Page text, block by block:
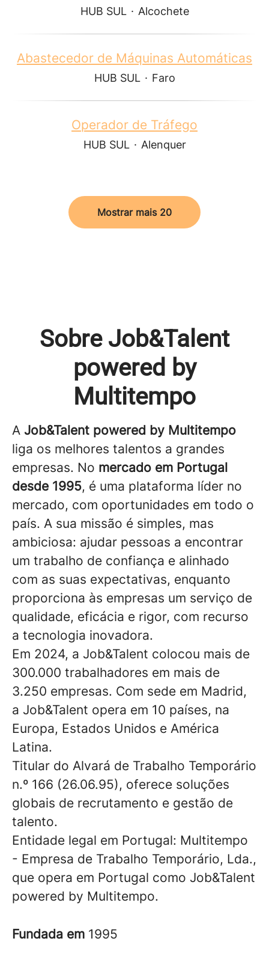
HUB SUL · Alcochete
Abastecedor de Máquinas Automáticas
HUB SUL · Faro
Operador de Tráfego
HUB SUL · Alenquer
Mostrar mais 20
Sobre Job&Talent
powered by
Multitempo
A Job&Talent powered by Multitempo
liga os melhores talentos a grandes
empresas. No mercado em Portugal
desde 1995, é uma plataforma líder no
mercado, com oportunidades em todo o
país. A sua missão é simples, mas
ambiciosa: ajudar pessoas a encontrar
um trabalho de confiança e alinhado
com as suas expectativas, enquanto
proporciona às empresas um serviço de
qualidade, eficácia e rigor, com recurso
a tecnologia inovadora.
Em 2024, a Job&Talent colocou mais de
300.000 trabalhadores em mais de
3.250 empresas. Com sede em Madrid,
a Job&Talent opera em 10 países, na
Europa, Estados Unidos e América
Latina.
Titular do Alvará de Trabalho Temporário
n.º 166 (26.06.95), oferece soluções
globais de recrutamento e gestão de
talento.
Entidade legal em Portugal: Multitempo
- Empresa de Trabalho Temporário, Lda.,
que opera em Portugal como Job&Talent
powered by Multitempo.
Fundada em 1995